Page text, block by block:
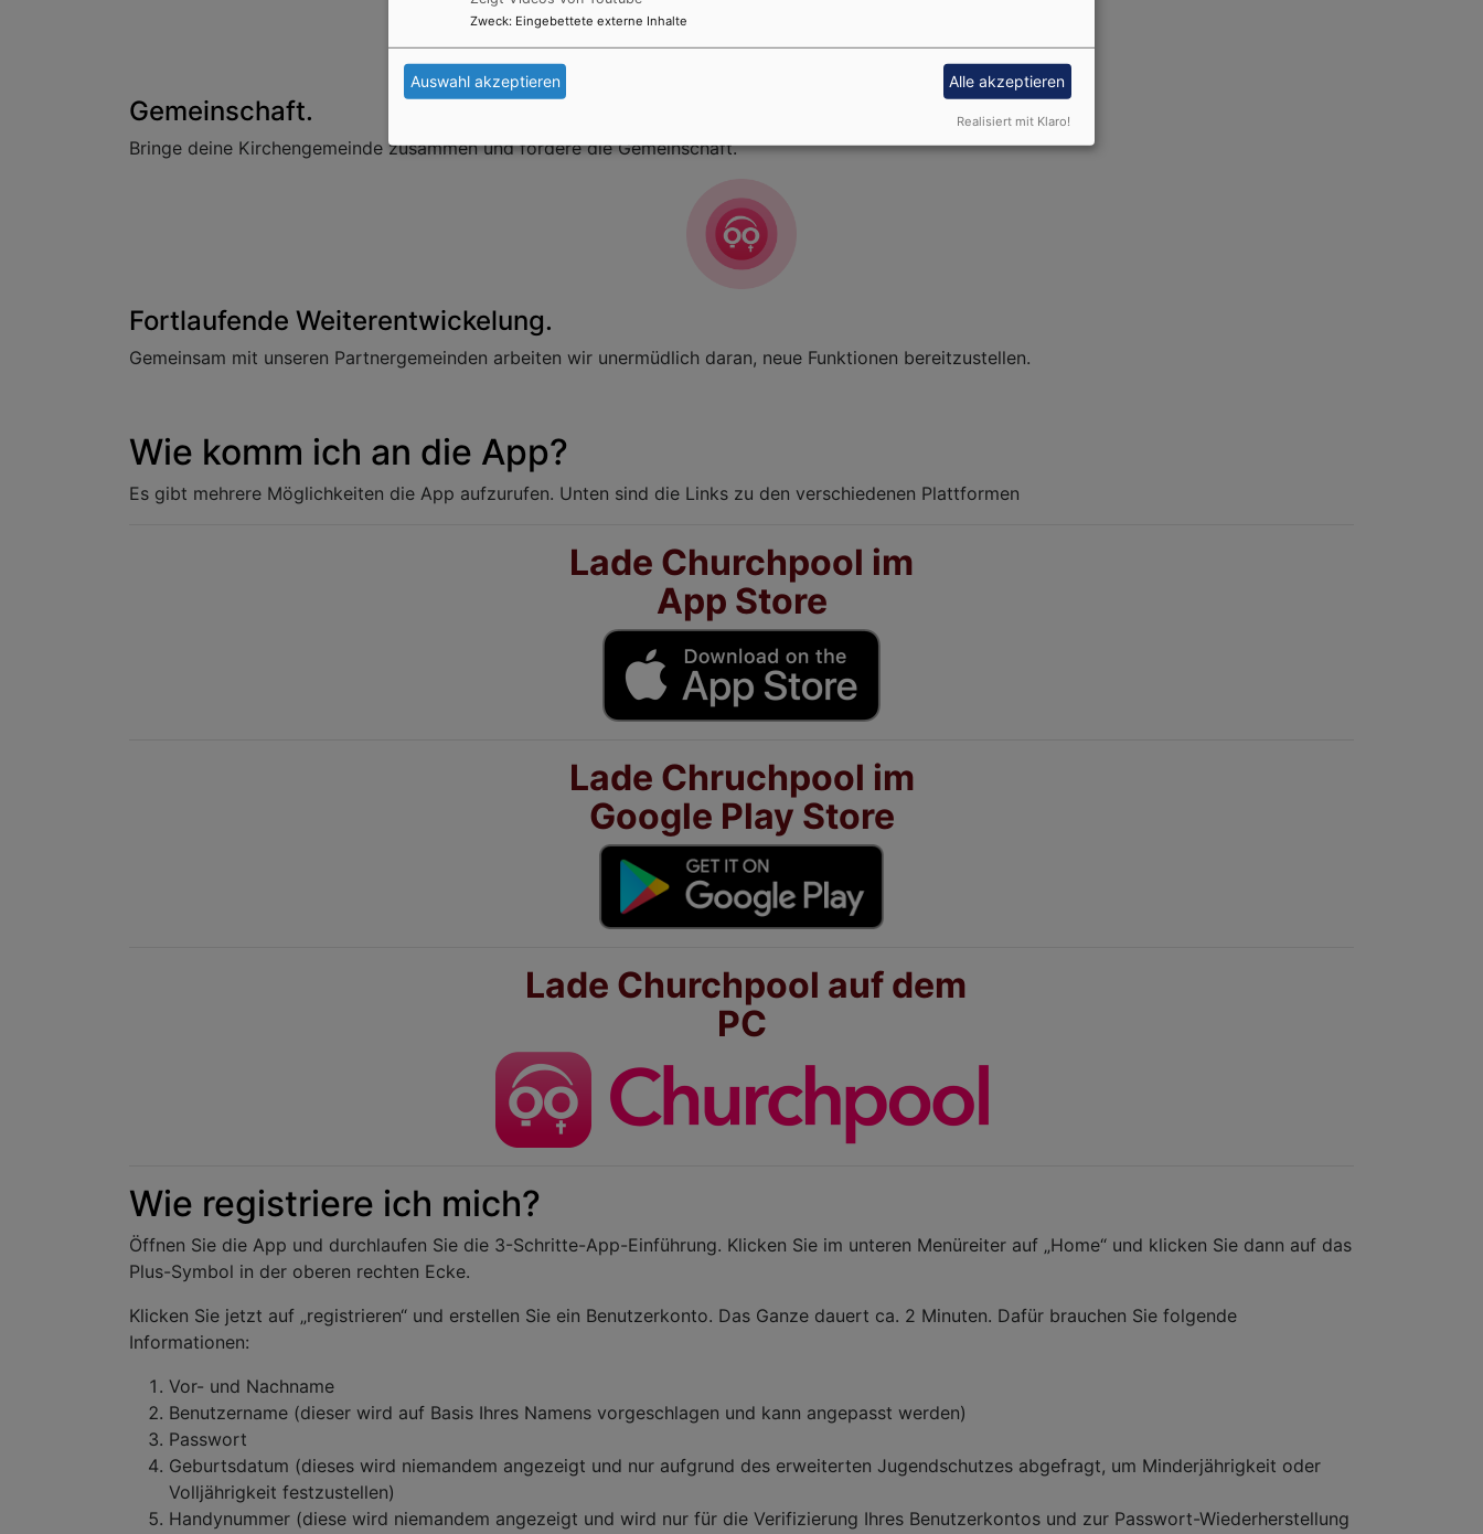
Gemeinschaft.
Bringe deine Kirchengemeinde zusammen und fördere die Gemeinschaft.
Fortlaufende Weiterentwickelung.
Gemeinsam mit unseren Partnergemeinden arbeiten wir unermüdlich daran, neue Funktionen bereitzustellen.
Wie komm ich an die App?
Es gibt mehrere Möglichkeiten die App aufzurufen. Unten sind die Links zu den verschiedenen Plattformen
Lade Churchpool im
App Store
Lade Chruchpool im
Google Play Store
Lade Churchpool auf dem
PC
Wie registriere ich mich?
Öffnen Sie die App und durchlaufen Sie die 3-Schritte-App-Einführung. Klicken Sie im unteren Menüreiter auf „Home“ und klicken Sie dann auf das
Plus-Symbol in der oberen rechten Ecke.
Klicken Sie jetzt auf „registrieren“ und erstellen Sie ein Benutzerkonto. Das Ganze dauert ca. 2 Minuten. Dafür brauchen Sie folgende
Informationen:
Vor- und Nachname
Benutzername (dieser wird auf Basis Ihres Namens vorgeschlagen und kann angepasst werden)
Passwort
Geburtsdatum (dieses wird niemandem angezeigt und nur aufgrund des erweiterten Jugendschutzes abgefragt, um Minderjährigkeit oder
Volljährigkeit festzustellen)
Handynummer (diese wird niemandem angezeigt und wird nur für die Verifizierung Ihres Benutzerkontos und zur Passwort-Wiederherstellung
Zweck: Eingebettete externe Inhalte
Auswahl akzeptieren Alle akzeptieren
Realisiert mit Klaro!